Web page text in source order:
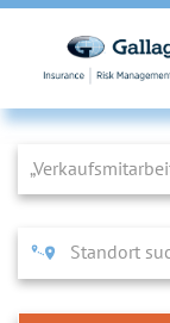
Job Search Page